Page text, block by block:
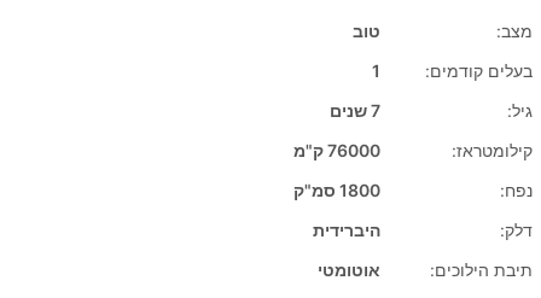
מצב:
טוב
בעלים קודמים:
1
גיל:
7 שנים
קילומטראז:
76000 ק"מ
נפח:
1800 סמ"ק
דלק:
היברידית
תיבת הילוכים:
אוטומטי